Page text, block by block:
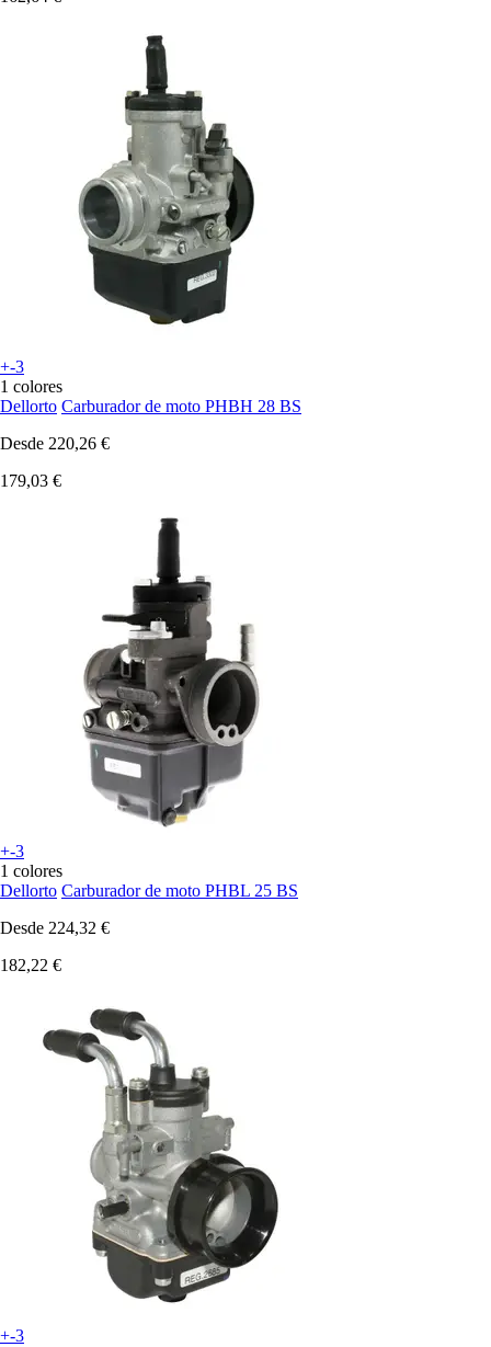
+-3
1 colores
Dellorto Carburador de moto PHBH 28 BS
Desde 220,26 €
179,03 €
+-3
1 colores
Dellorto Carburador de moto PHBL 25 BS
Desde 224,32 €
182,22 €
+-3